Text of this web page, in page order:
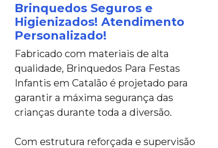
Brinquedos Seguros e
Higienizados! Atendimento
Personalizado!
Fabricado com materiais de alta
qualidade, Brinquedos Para Festas
Infantis em Catalão é projetado para
garantir a máxima segurança das
crianças durante toda a diversão.
Com estrutura reforçada e supervisão